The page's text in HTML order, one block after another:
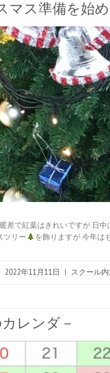
マス準備を始
差で紅葉はきれいですが 日
ツリー
を飾りますが 今年は
2022年11月11日 | スクール
カレンダ－